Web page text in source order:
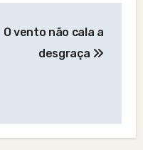
O vento não cala a
desgraça